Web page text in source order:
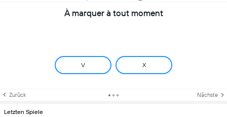
À marquer à tout moment
V X
Zurück Nächste
Letzten Spiele